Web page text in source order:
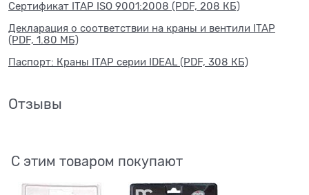
Сертификат ITAP ISO 9001:2008 (PDF, 208 КБ)
Декларация о соответствии на краны и вентили ITAP
(PDF, 1.80 МБ)
Паспорт: Краны ITAP серии IDEAL (PDF, 308 КБ)
Отзывы
С этим товаром покупают